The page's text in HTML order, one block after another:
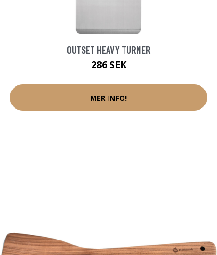
OUTSET HEAVY TURNER
286 SEK
MER INFO!